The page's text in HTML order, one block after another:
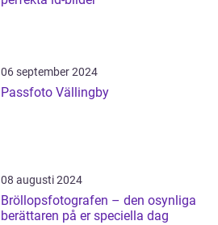
06 september 2024
Passfoto Vällingby
08 augusti 2024
Bröllopsfotografen – den osynliga
berättaren på er speciella dag